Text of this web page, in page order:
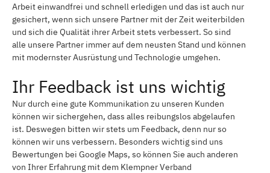
Arbeit einwandfrei und schnell erledigen und das ist auch nur
gesichert, wenn sich unsere Partner mit der Zeit weiterbilden
und sich die Qualität ihrer Arbeit stets verbessert. So sind
alle unsere Partner immer auf dem neusten Stand und können
mit modernster Ausrüstung und Technologie umgehen.
Ihr Feedback ist uns wichtig
Nur durch eine gute Kommunikation zu unseren Kunden
können wir sichergehen, dass alles reibungslos abgelaufen
ist. Deswegen bitten wir stets um Feedback, denn nur so
können wir uns verbessern. Besonders wichtig sind uns
Bewertungen bei Google Maps, so können Sie auch anderen
von Ihrer Erfahrung mit dem Klempner Verband